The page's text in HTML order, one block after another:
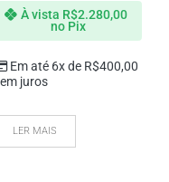
Em até 6x de R$400,00
juros
À vista R$2.280,00
no Pix
LER MAIS